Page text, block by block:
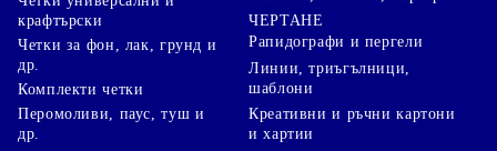
крафтърски
Четки за фон, лак, грунд и
др.
Комплекти четки
ЧЕРТАНЕ
Рапидографи и пергели
Линии, триъгълници,
шаблони
Перомоливи, паус, туш и
др.
Креативни и ръчни картони
и хартии